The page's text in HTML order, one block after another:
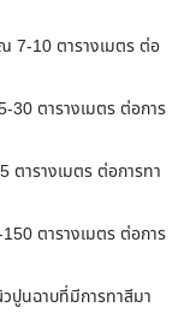
7-10 ตารางเมตร ต่อ
ตารางเมตร ต่อการ
ารางเมตร ต่อการทา
ตารางเมตร ต่อการ
ปูนฉาบที่มีการทาสีมา